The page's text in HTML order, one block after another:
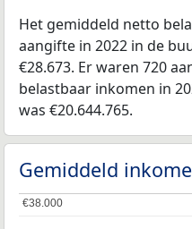
Het gemiddeld netto
aangifte in 2022 in de
€28.673. Er waren 720
belastbaar inkomen in
was €20.644.765.
Gemiddeld
€38.000
€38.000